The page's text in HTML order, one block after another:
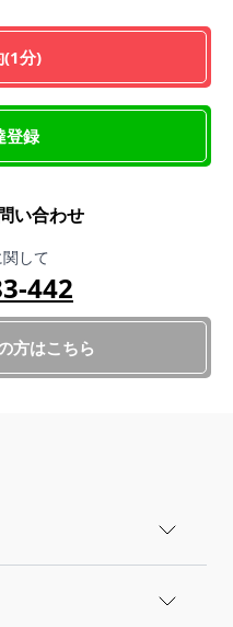
分)
登録
い合わせ
して
442
方はこちら